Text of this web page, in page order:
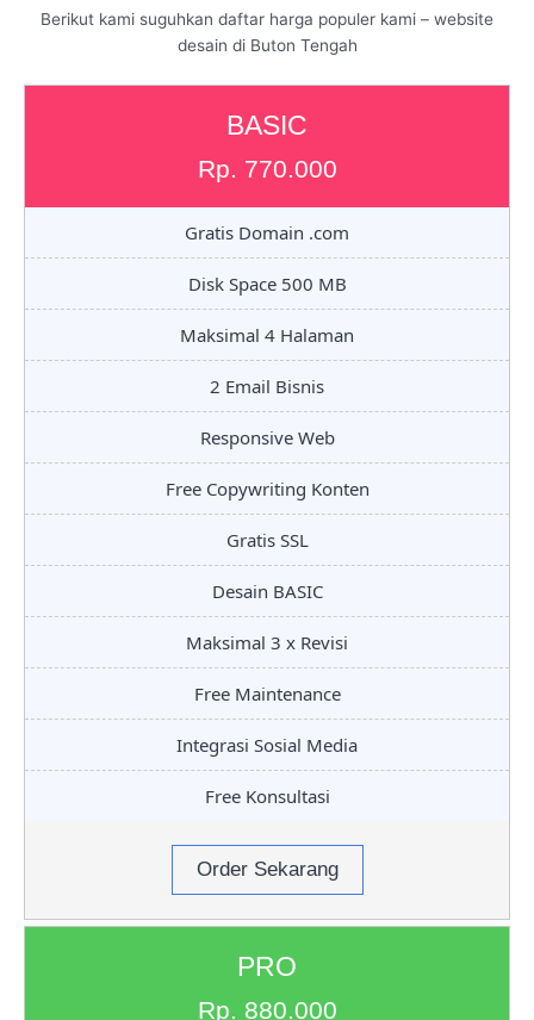
Berikut kami suguhkan daftar harga populer kami – website
desain di Buton Tengah
BASIC
Rp. 770.000
Gratis Domain .com
Disk Space 500 MB
Maksimal 4 Halaman
2 Email Bisnis
Responsive Web
Free Copywriting Konten
Gratis SSL
Desain BASIC
Maksimal 3 x Revisi
Free Maintenance
Integrasi Sosial Media
Free Konsultasi
Order Sekarang
PRO
Rp. 880.000